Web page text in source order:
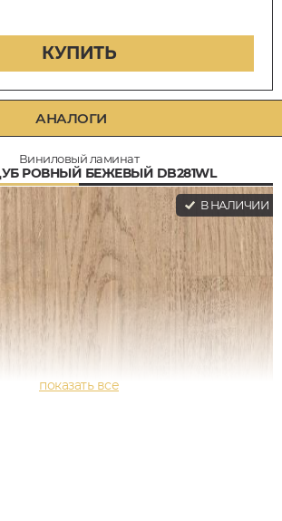
КУПИТЬ
АНАЛОГИ
Виниловый ламинат
РОВНЫЙ БЕЖЕВЫЙ DB281WL
В НАЛИЧИИ